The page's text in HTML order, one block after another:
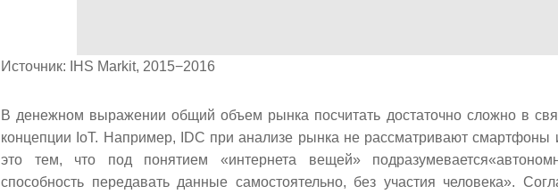
Источник: IHS Markit, 2015−2016
В денежном выражении общий объем рынка посчитать достаточно сложно в
концепции IoT. Например, IDC при анализе рынка не рассматривают смартфоны
это тем, что под понятием «интернета вещей»
способность передавать данные самостоятельно, без участия человека».